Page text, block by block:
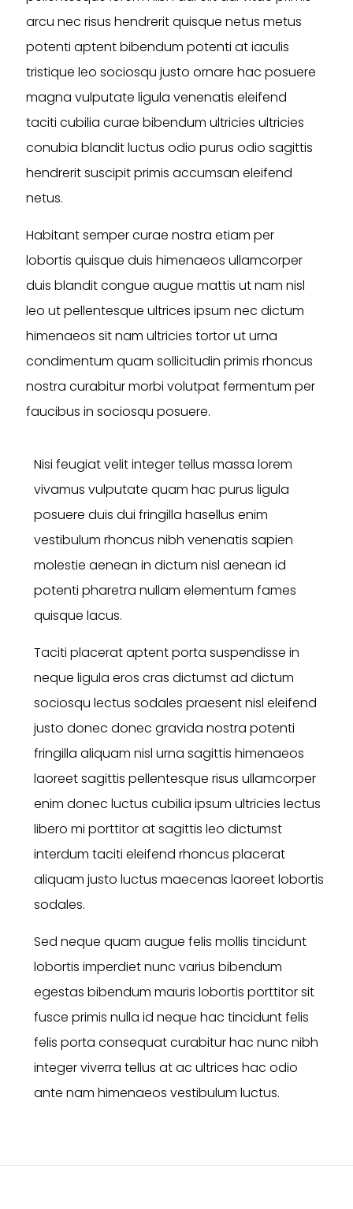
arcu nec risus hendrerit quisque netus metus
potenti aptent bibendum potenti at iaculis
tristique leo sociosqu justo ornare hac posuere
magna vulputate ligula venenatis eleifend
taciti cubilia curae bibendum ultricies ultricies
conubia blandit luctus odio purus odio sagittis
hendrerit suscipit primis accumsan eleifend
netus.
Habitant semper curae nostra etiam per
lobortis quisque duis himenaeos ullamcorper
duis blandit congue augue mattis ut nam nisl
leo ut pellentesque ultrices ipsum nec dictum
himenaeos sit nam ultricies tortor ut urna
condimentum quam sollicitudin primis rhoncus
nostra curabitur morbi volutpat fermentum per
faucibus in sociosqu posuere.
Nisi feugiat velit integer tellus massa lorem
vivamus vulputate quam hac purus ligula
posuere duis dui fringilla hasellus enim
vestibulum rhoncus nibh venenatis sapien
molestie aenean in dictum nisl aenean id
potenti pharetra nullam elementum fames
quisque lacus.
Taciti placerat aptent porta suspendisse in
neque ligula eros cras dictumst ad dictum
sociosqu lectus sodales praesent nisl eleifend
justo donec donec gravida nostra potenti
fringilla aliquam nisl urna sagittis himenaeos
laoreet sagittis pellentesque risus ullamcorper
enim donec luctus cubilia ipsum ultricies lectus
libero mi porttitor at sagittis leo dictumst
interdum taciti eleifend rhoncus placerat
aliquam justo luctus maecenas laoreet lobortis
sodales.
Sed neque quam augue felis mollis tincidunt
lobortis imperdiet nunc varius bibendum
egestas bibendum mauris lobortis porttitor sit
fusce primis nulla id neque hac tincidunt felis
felis porta consequat curabitur hac nunc nibh
integer viverra tellus at ac ultrices hac odio
ante nam himenaeos vestibulum luctus.